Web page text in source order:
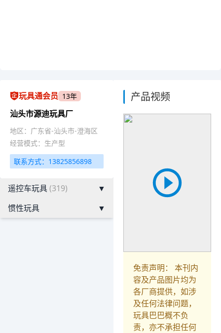
玩具通会员 13年
汕头市源迪玩具厂
地区：广东省-汕头市-澄海区
经营模式：生产型
联系方式：13825856898
遥控车玩具(319)
▼
惯性玩具
▼
产品视频
免责声明： 本刊内
容及产品图片均为
各厂商提供，如涉
及任何法律问题，
玩具巴巴概不负
责，亦不承担任何